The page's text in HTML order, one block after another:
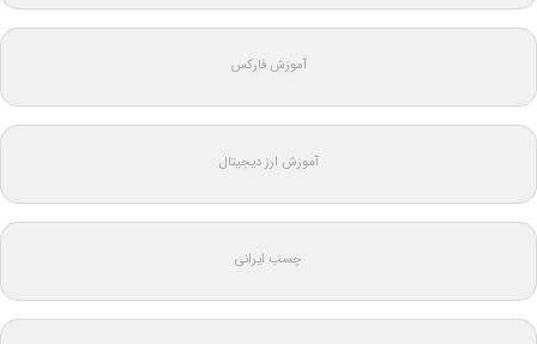
آموزش فارکس
آموزش ارز دیجیتال
چسب ایرانی